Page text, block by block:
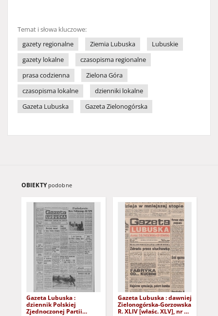
Temat i słowa kluczowe:
gazety regionalne
Ziemia Lubuska
Lubuskie
gazety lokalne
czasopisma regionalne
prasa codzienna
Zielona Góra
czasopisma lokalne
dzienniki lokalne
Gazeta Lubuska
Gazeta Zielonogórska
OBIEKTY podobne
Gazeta Lubuska :
dziennik Polskiej
Zjednoczonej Partii
Gazeta Lubuska : dawniej
Zielonogórska-Gorzowska
R. XLIV [właśc. XLV], nr 52